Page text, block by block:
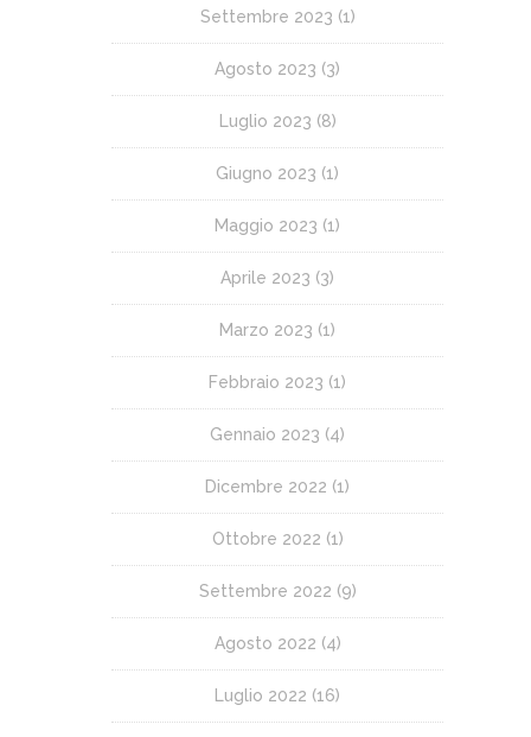
Settembre 2023 (1)
Agosto 2023 (3)
Luglio 2023 (8)
Giugno 2023 (1)
Maggio 2023 (1)
Aprile 2023 (3)
Marzo 2023 (1)
Febbraio 2023 (1)
Gennaio 2023 (4)
Dicembre 2022 (1)
Ottobre 2022 (1)
Settembre 2022 (9)
Agosto 2022 (4)
Luglio 2022 (16)